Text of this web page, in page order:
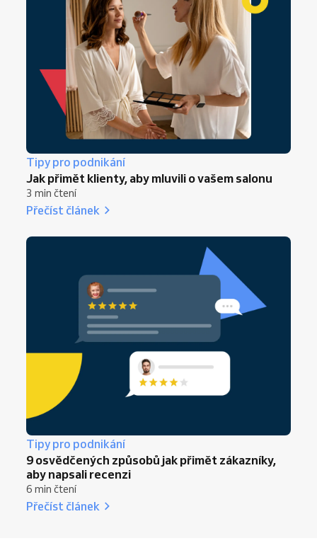
Tipy pro podnikání
Jak přimět klienty, aby mluvili o vašem salonu
3 min čtení
Přečíst článek
Tipy pro podnikání
9 osvědčených způsobů jak přimět zákazníky,
aby napsali recenzi
6 min čtení
Přečíst článek